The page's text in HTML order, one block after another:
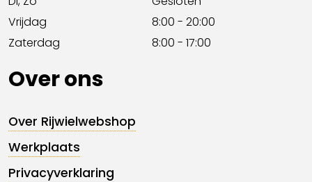
Vrijdag
8:00 - 20:00
Zaterdag
8:00 - 17:00
Over ons
Over Rijwielwebshop
Werkplaats
Privacyverklaring